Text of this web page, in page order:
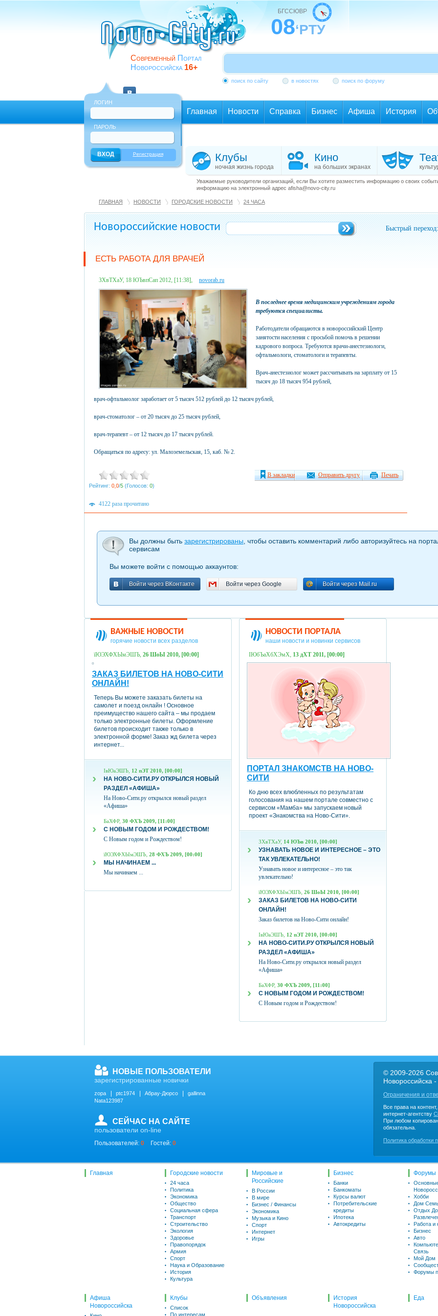
Современный Портал
Новороссийска 16+
БГССЮВР
08‘РТУ
поиск по сайту в новостях
поиск по форуму
ЛОГИН
ПАРОЛЬ
Регистрация
Главная Новости Справка Бизнес Афиша История
Клубы
ночная жизнь города
Кино
на больших экранах
Уважаемые руководители организаций, если Вы хотите разместить информацию о своих
информацию на электронный адрес afisha@novo-city.ru
ГЛАВНАЯ НОВОСТИ ГОРОДСКИЕ НОВОСТИ 24 ЧАСА
Новороссийские новости Быстрый переход:
ЕСТЬ РАБОТА ДЛЯ ВРАЧЕЙ
ЗХвТХаУ, 18 ЮЪвпСап 2012, [11:38], novorab.ru
В последнее время медицинским учреждениям города
требуются специалисты.
Работодатели обращаются в новороссийский Центр
занятости населения с просьбой помочь в решении
кадрового вопроса. Требуются врачи-анестезиологи,
офтальмологи, стоматологи и терапевты.
Врач-анестезиолог может рассчитывать на зарплату от 15
тысяч до 18 тысяч 954 рублей,
врач-офтальмолог заработает от 5 тысяч 512 рублей до 12 тысяч рублей,
врач-стоматолог – от 20 тысяч до 25 тысяч рублей,
врач-терапевт – от 12 тысяч до 17 тысяч рублей.
Обращаться по адресу: ул. Малоземельская, 15, каб. № 2.
Рейтинг: 0,0/5 (Голосов: 0)
В закладки Отправить другу Печать
4122 раза прочитано
Вы должны быть зарегистрированы , чтобы оставить комментарий либо авторизуйтесь на
сервисам
Вы можете войти с помощью аккаунтов:
Войти через ВКонтакте
Войти через ВКонтакте Войти через Google
Войти через Google Войти через Mail.ru
Войти через Mail.ru
ВАЖНЫЕ НОВОСТИ
горячие новости всех разделов
їЮЭХФХЫмЭШЪ, 26 ШоЫ 2010, [00:00]
ЗАКАЗ БИЛЕТОВ НА НОВО-СИТИ
ОНЛАЙН!
Теперь Вы можете заказать билеты на
самолет и поезд онлайн ! Основное
преимущество нашего сайта – мы продаем
только электронные билеты. Оформление
билетов происходит также только в
электронной форме! Заказ жд билета через
интернет...
ІвЮаЭШЪ, 12 пЭТ 2010, [00:00]
НА НОВО-СИТИ.РУ ОТКРЫЛСЯ НОВЫЙ
РАЗДЕЛ «АФИША»
На Ново-Сити.ру открылся новый раздел
«Афиша»
БаХФР, 30 ФХЪ 2009, [11:00]
С НОВЫМ ГОДОМ И РОЖДЕСТВОМ!
С Новым годом и Рождеством!
їЮЭХФХЫмЭШЪ, 28 ФХЪ 2009, [00:00]
МЫ НАЧИНАЕМ ...
Мы начинаем ...
НОВОСТИ ПОРТАЛА
наши новости и новинки сервисов
ІЮбЪаХбХЭмХ, 13 дХТ 2011, [00:00]
ПОРТАЛ ЗНАКОМСТВ НА НОВО-
СИТИ
Ко дню всех влюбленных по результатам
голосования на нашем портале совместно с
сервисом «Мамба» мы запускаем новый
проект «Знакомства на Ново-Сити».
ЗХвТХаУ, 14 ЮЪв 2010, [00:00]
УЗНАВАТЬ НОВОЕ И ИНТЕРЕСНОЕ – ЭТО
ТАК УВЛЕКАТЕЛЬНО!
Узнавать новое и интересное – это так
увлекательно!
їЮЭХФХЫмЭШЪ, 26 ШоЫ 2010, [00:00]
ЗАКАЗ БИЛЕТОВ НА НОВО-СИТИ
ОНЛАЙН!
Заказ билетов на Ново-Сити онлайн!
ІвЮаЭШЪ, 12 пЭТ 2010, [00:00]
НА НОВО-СИТИ.РУ ОТКРЫЛСЯ НОВЫЙ
РАЗДЕЛ «АФИША»
На Ново-Сити.ру открылся новый раздел
«Афиша»
БаХФР, 30 ФХЪ 2009, [11:00]
С НОВЫМ ГОДОМ И РОЖДЕСТВОМ!
С Новым годом и Рождеством!
© 2009-2026
Новороссийска
Ограничения и
Все права на
интернет-агентству
При любом
обязательна.
Политика обработки
НОВЫЕ ПОЛЬЗОВАТЕЛИ
зарегистрированные новички
zopa ptc1974 Абрау-Дюрсо
gallinna
Nata123987
СЕЙЧАС НА САЙТЕ
пользователи on-line
Пользователей: 0 Гостей: 0
Главная Городские новости
24 часа
Политика
Экономика
Общество
Социальная сфера
Транспорт
Строительство
Экология
Здоровье
Правопорядок
Армия
Спорт
Наука и Образование
История
Культура
Мировые и
Российские
В России
В мире
Бизнес / Финансы
Экономика
Музыка и Кино
Спорт
Интернет
Игры
Бизнес
Банки
Банкоматы
Курсы валют
Потребительские
кредиты
Ипотека
Автокредиты
Форумы
Хобби
Дом
Отдых
Работа и
Бизнес
Авто
Связь
Мой Дом
Форумы
Афиша
Новороссийска
Клубы
Список
По интересам
Объявления
История
Новороссийска
Еда